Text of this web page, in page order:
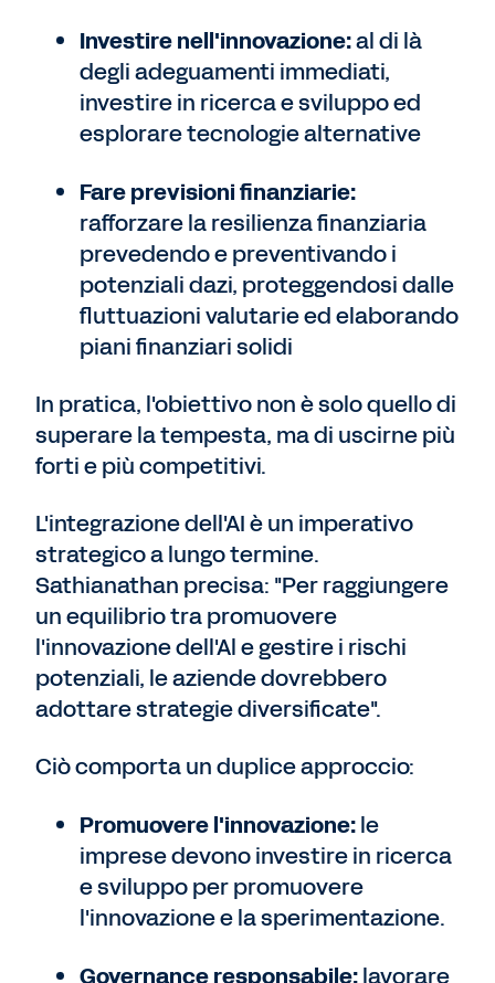
Investire nell'innovazione:al di là
degli adeguamenti immediati,
investire in ricerca e sviluppo ed
esplorare tecnologie alternative
Fare previsioni finanziarie:
rafforzare la resilienza finanziaria
prevedendo e preventivando i
potenziali dazi, proteggendosi dalle
fluttuazioni valutarie ed elaborando
piani finanziari solidi
In pratica, l'obiettivo non è solo quello di
superare la tempesta, ma di uscirne più
forti e più competitivi.
L'integrazione dell'AI è un imperativo
strategico a lungo termine.
Sathianathan precisa: "Per raggiungere
un equilibrio tra promuovere
l'innovazione dell'Al e gestire i rischi
potenziali, le aziende dovrebbero
adottare strategie diversificate".
Ciò comporta un duplice approccio:
Promuovere l'innovazione:le
imprese devono investire in ricerca
e sviluppo per promuovere
l'innovazione e la sperimentazione.